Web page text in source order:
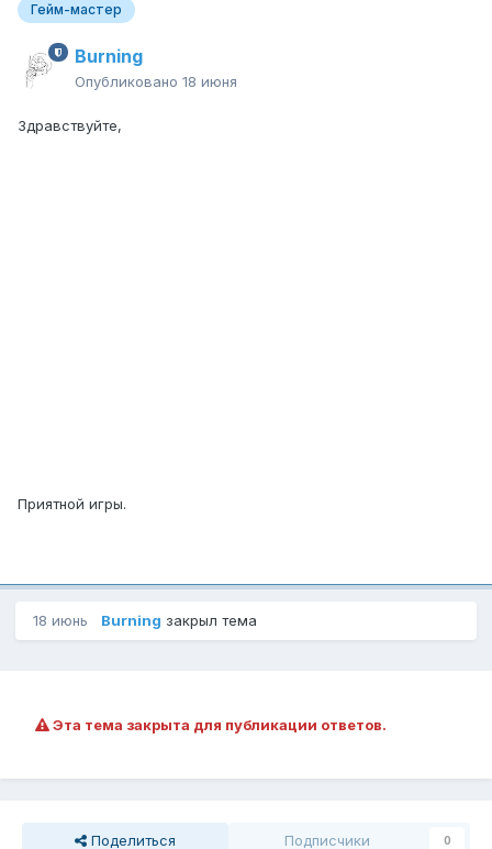
Гейм-мастер
Burning
Опубликовано 18 июня
Здравствуйте,
Приятной игры.
18 июнь Burning закрыл тема
Эта тема закрыта для публикации ответов.
Поделиться Подписчики 0